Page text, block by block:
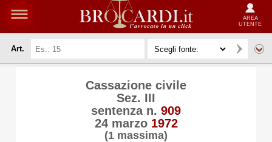
AREA
UTENTE
Art.
Cassazione civile
Sez. III
sentenza n. 909
24 marzo 1972
(1 massima)